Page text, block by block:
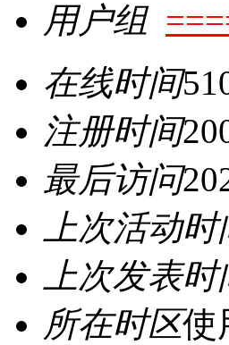
用户组
在线时间
注册时间
最后访问
上次活动时
上次发表时
所在时区使